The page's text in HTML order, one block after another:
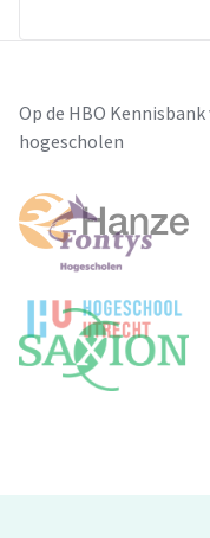
Op de HBO
hogescholen